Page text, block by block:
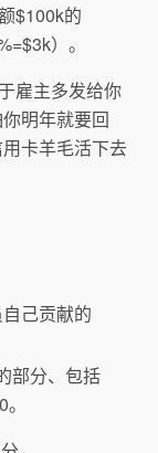
$100k的
）。
雇主多发给你
明年就要回
卡羊毛活下去
己贡献的
部分、包括